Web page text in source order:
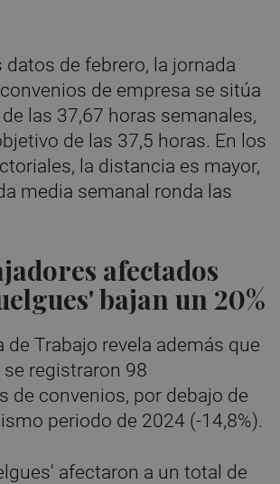
datos de febrero, la jornada
de empresa se sitúa
las 37,67 horas semanales,
de las 37,5 horas. En los
la distancia es mayor,
media semanal ronda las
afectados
bajan un 20%
de Trabajo revela además que
registraron 98
de convenios, por debajo de
periodo de 2024 (-14,8%).
afectaron a un total de